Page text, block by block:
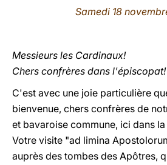
Samedi 18
Messieurs les Cardinaux!
Chers confrères dans l'épiscopat!
C'est avec une joie particulière
bienvenue, chers confrères de
et bavaroise commune, ici dans
Votre visite "ad limina
auprès des tombes des Apôtres,